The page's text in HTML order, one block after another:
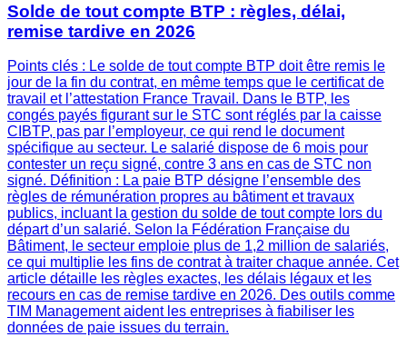
Solde de tout compte BTP : règles, délai,
remise tardive en 2026
Points clés : Le solde de tout compte BTP doit être remis le
jour de la fin du contrat, en même temps que le certificat de
travail et l’attestation France Travail. Dans le BTP, les
congés payés figurant sur le STC sont réglés par la caisse
CIBTP, pas par l’employeur, ce qui rend le document
spécifique au secteur. Le salarié dispose de 6 mois pour
contester un reçu signé, contre 3 ans en cas de STC non
signé. Définition : La paie BTP désigne l’ensemble des
règles de rémunération propres au bâtiment et travaux
publics, incluant la gestion du solde de tout compte lors du
départ d’un salarié. Selon la Fédération Française du
Bâtiment, le secteur emploie plus de 1,2 million de salariés,
ce qui multiplie les fins de contrat à traiter chaque année. Cet
article détaille les règles exactes, les délais légaux et les
recours en cas de remise tardive en 2026. Des outils comme
TIM Management aident les entreprises à fiabiliser les
données de paie issues du terrain.